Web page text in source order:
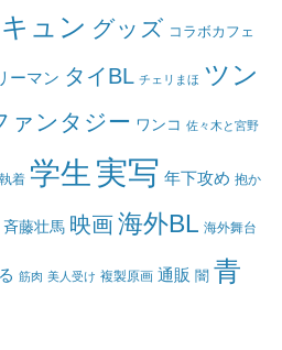
キュン グッズ コラボカフェ
ーマン タイBL チェリまほ ツン
ァンタジー ワンコ 佐々木と宮野
執着 学生 実写 年下攻め 抱か
斉藤壮馬 映画海外BL 海外舞台
筋肉 美人受け 複製原画 通販 闇 青